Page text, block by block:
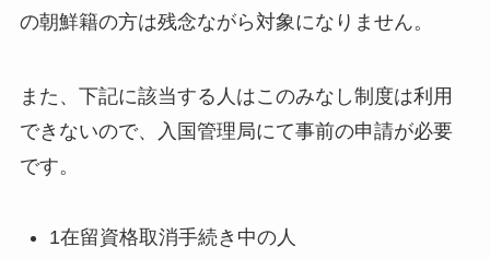
の朝鮮籍の方は残念ながら対象になりません。
また、下記に該当する人はこのみなし制度は利用
できないので、入国管理局にて事前の申請が必要
です。
1在留資格取消手続き中の人